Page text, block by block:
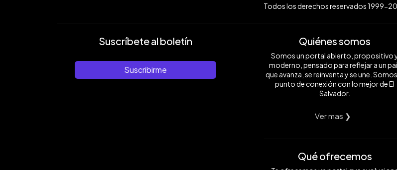
Todos los derechos reservados 1999-
Suscríbete al boletín
Suscribirme
Quiénes somos
Somos un portal abierto, propositivo
moderno, pensado para reflejar a un
que avanza, se reinventa y se une.
punto de conexión con lo mejor de El
Salvador.
Ver mas ❯
Qué ofrecemos